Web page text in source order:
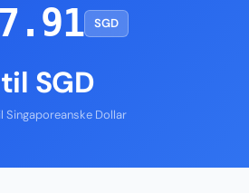
SGD
SGD
Singaporeanske Dollar